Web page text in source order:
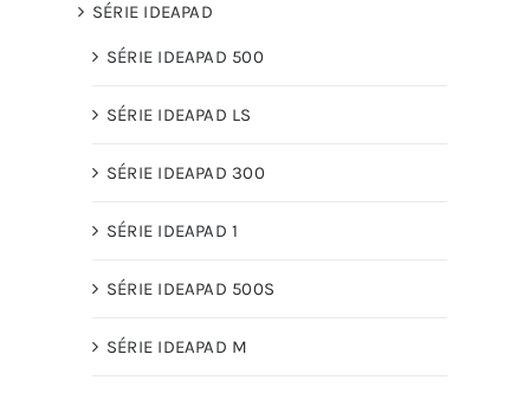
SÉRIE IDEAPAD
SÉRIE IDEAPAD 500
SÉRIE IDEAPAD LS
SÉRIE IDEAPAD 300
SÉRIE IDEAPAD 1
SÉRIE IDEAPAD 500S
SÉRIE IDEAPAD M